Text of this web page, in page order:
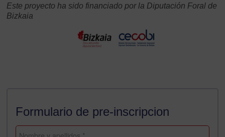
Este proyecto ha sido financiado por la Diputación Foral de
Bizkaia
Formulario de pre-inscripcion